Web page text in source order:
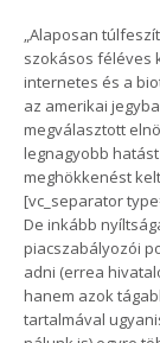
„Alaposan
szokásos féléves
internetes és a
az amerikai
megválasztott
legnagyobb
meghökkenést
[vc_separator
De inkább
piacszabályozói
adni (errea
hanem azok
tartalmával